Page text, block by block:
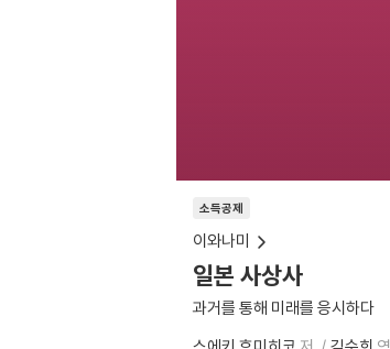
소득공제
이와나미
일본 사상사
과거를 통해 미래를 응시하다